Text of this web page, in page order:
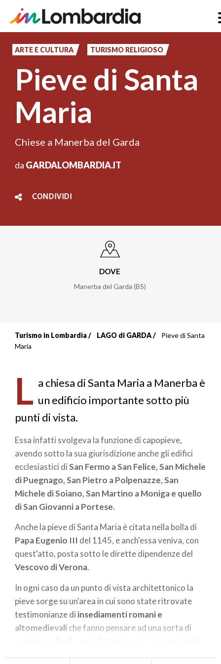
principale
ARTE E CULTURA TURISMO RELIGIOSO
Pieve di Santa
Maria
Chiese a Manerba del Garda
da GARDALOMBARDIA.IT
CONDIVIDI
DOVE
Manerba del Garda (BS)
Briciole
pane
Turismo in Lombardia LAGO di GARDA
Pieve di Santa
Maria
L a chiesa di Santa Maria a Manerba è
un edificio importante sotto più
punti di vista.
Essa infatti svolgeva la funzione di capopieve,
avendo sotto la sua giurisdizione anche gli edifici
ecclesiastici diSan Fermo a San Felice, San Michele
di Puegnago, San Pietro a Polpenazze, San
Michele di Soiano, San Martino a Moniga e quello
di San Giovanni a Portese.
Anche la pieve di Santa Maria è citata nella bolla di
Papa Eugenio III del 1145, e anch'essa veniva, con
quest'atto, posta sotto le dirette dipendenze del
Vescovo di Verona.
In ogni caso da un punto di vista architettonico la
pieve sorge su un'area in cui sono state ritrovate
testimonianze di insediamenti romani e
altomedievali che fanno pensare ad una sorta di